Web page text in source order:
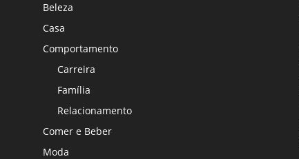
Beleza
Casa
Comportamento
Carreira
Família
Relacionamento
Comer e Beber
Moda